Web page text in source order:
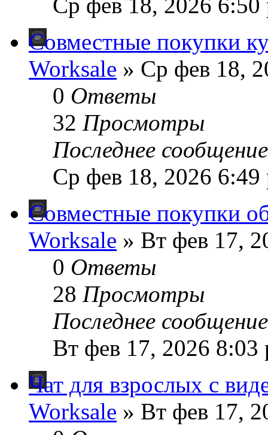
Совместные покупки
Worksale » Ср фев 18,
0 Ответы
32 Просмотры
Последнее
Ср фев 18, 2026 6:49
Совместные покупки
Worksale » Вт фев 17,
0 Ответы
28 Просмотры
Последнее
Вт фев 17, 2026 8:03
Чат для взрослых с
Worksale » Вт фев 17,